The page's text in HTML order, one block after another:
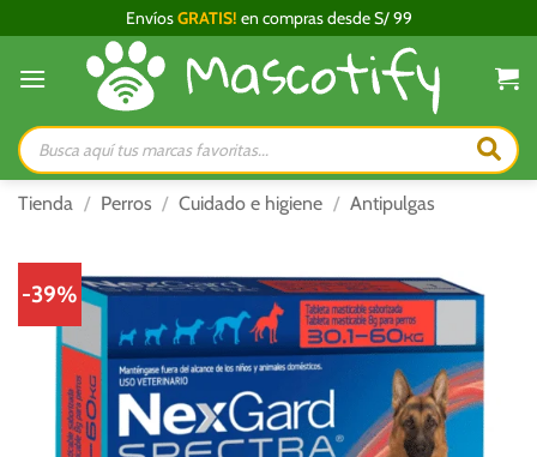
al
contenido
EnvíosGRATIS! en compras desde S/ 99
Búsqueda
de
productos
Tienda / Perros / Cuidado e higiene / Antipulgas
-39%